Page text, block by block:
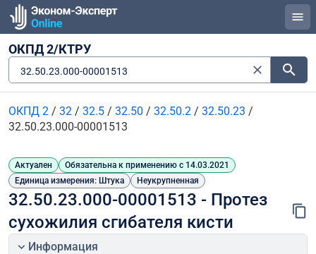
ОКПД 2/КТРУ
32.50.23.000-00001513
ОКПД 2 / 32 / 32.5 / 32.50 / 32.50.2 / 32.50.23 /
32.50.23.000-00001513
Актуален
Обязательна к применению с 14.03.2021
Единица измерения: Штука
Неукрупненная
32.50.23.000-00001513 - Протез
сухожилия сгибателя кисти
Информация